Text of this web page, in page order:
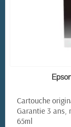
Cartouche
Garantie 3 ans,
65ml